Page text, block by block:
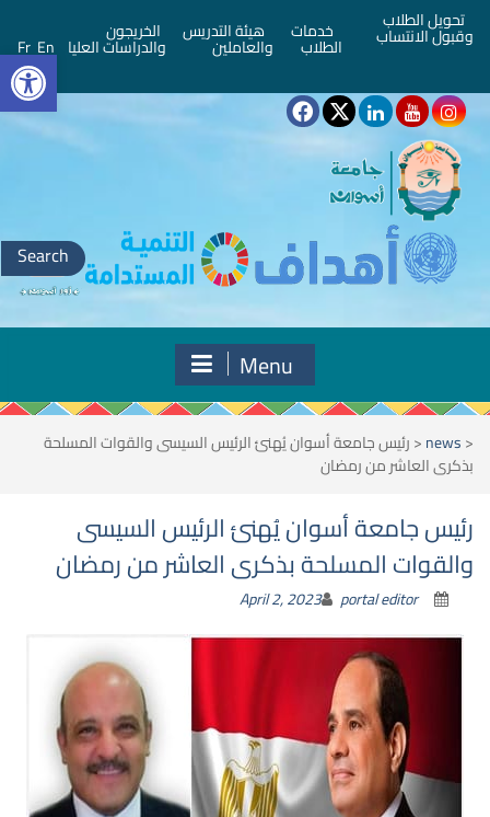
تحويل الطلاب
وقبول الانتساب خدمات
الطلاب
هيئة التدريس
والعاملين
الخريجون
والدراسات العليا En
Fr
Search
for:
Menu
<
news
<رئيس جامعة أسوان يُهنئ الرئيس السيسى والقوات المسلحة
بذكرى العاشر من رمضان
رئيس جامعة أسوان يُهنئ الرئيس السيسى
والقوات المسلحة بذكرى العاشر من رمضان
April 2, 2023 portal editor